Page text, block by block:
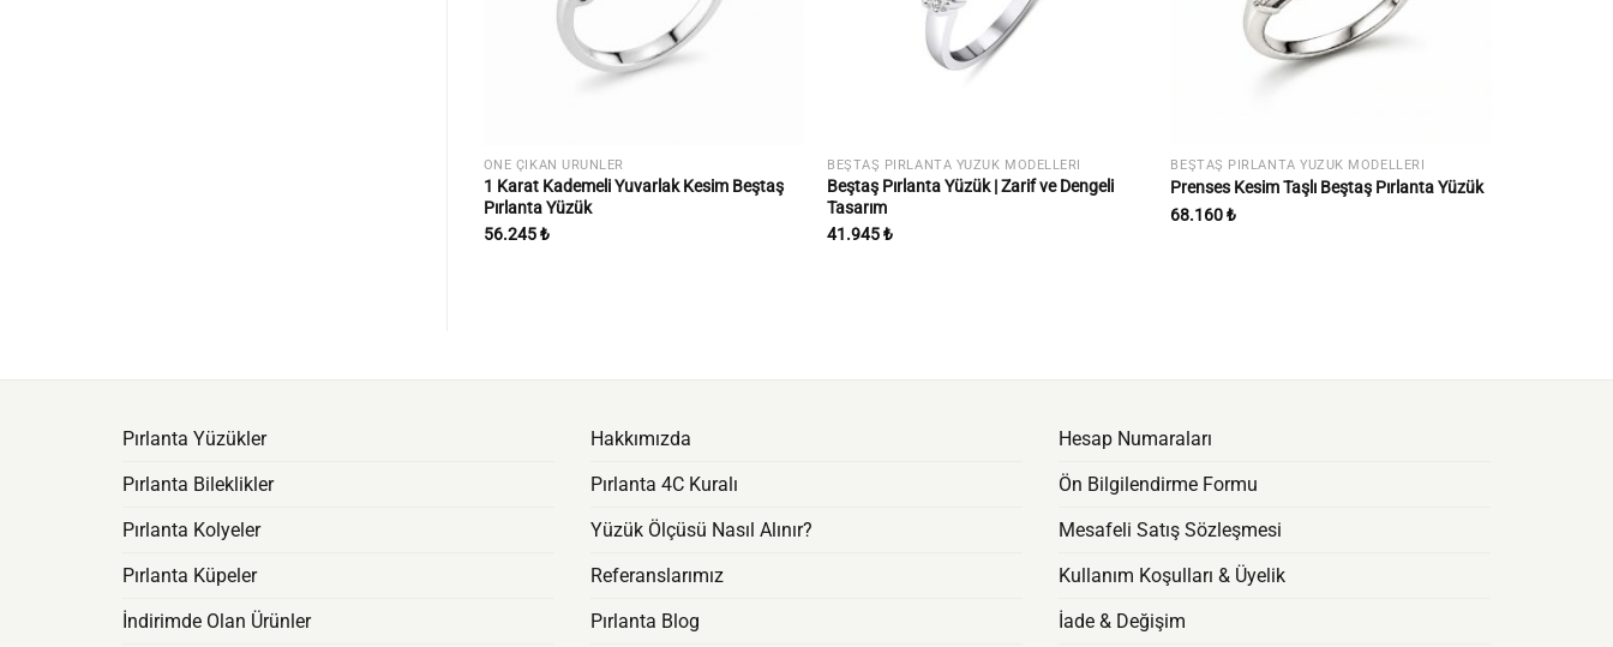
ÖNE ÇIKAN ÜRÜNLER
1 Karat Kademeli Yuvarlak Kesim Beştaş
Pırlanta Yüzük
56.245₺
BEŞTAŞ PIRLANTA YÜZÜK MODELLERI
Beştaş Pırlanta Yüzük | Zarif ve Dengeli
Tasarım
41.945₺
BEŞTAŞ PIRLANTA YÜZÜK MODELLERI
Prenses Kesim Taşlı Beştaş Pırlanta Yüzük
68.160₺
Pırlanta Yüzükler
Pırlanta Bileklikler
Pırlanta Kolyeler
Pırlanta Küpeler
İndirimde Olan Ürünler
Hakkımızda
Pırlanta 4C Kuralı
Yüzük Ölçüsü Nasıl Alınır?
Referanslarımız
Pırlanta Blog
Hesap Numaraları
Ön Bilgilendirme Formu
Mesafeli Satış Sözleşmesi
Kullanım Koşulları & Üyelik
İade & Değişim